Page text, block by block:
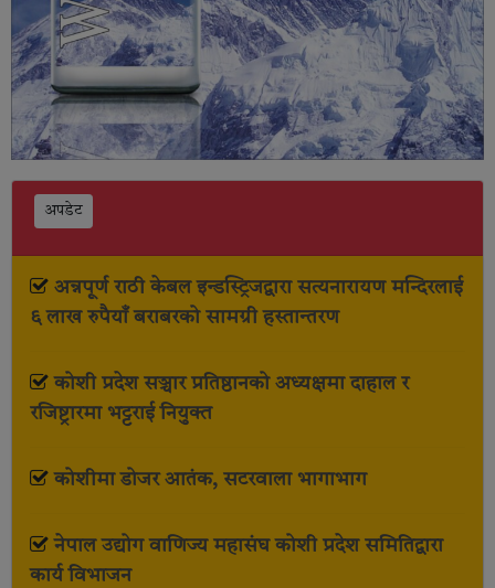
अपडेट
अन्नपूर्ण राठी केबल इन्डस्ट्रिजद्वारा सत्यनारायण मन्दिरलाई
६ लाख रुपैयाँ बराबरको सामग्री हस्तान्तरण
कोशी प्रदेश सञ्चार प्रतिष्ठानको अध्यक्षमा दाहाल र
रजिष्ट्रारमा भट्टराई नियुक्त
कोशीमा डोजर आतंक, सटरवाला भागाभाग
नेपाल उद्योग वाणिज्य महासंघ कोशी प्रदेश समितिद्वारा
कार्य विभाजन